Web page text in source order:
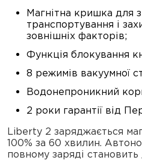
Магнітна кришка для
транспортування і
зовнішніх факторів;
Функція блокування
8 режимів вакуумної
Водонепроникний
2 роки гарантії від
Liberty 2 заряджається
100% за 60 хвилин.
повному заряді